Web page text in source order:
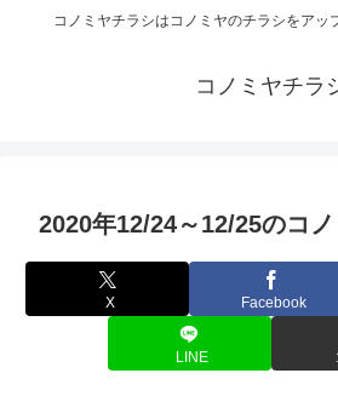
コノミヤチラシはコノミヤのチラシをアッ
コノミヤチラ
2020年12/24～12/25のコ
X Facebook
LINE